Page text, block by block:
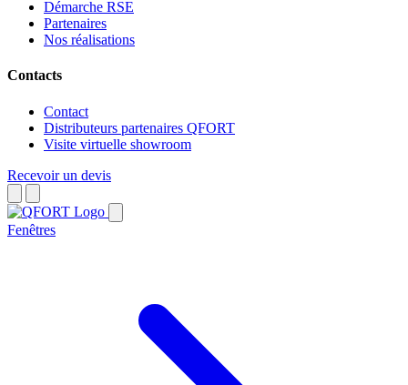
Démarche RSE
Partenaires
Nos réalisations
Contacts
Contact
Distributeurs partenaires QFORT
Visite virtuelle showroom
Recevoir un devis
Fenêtres